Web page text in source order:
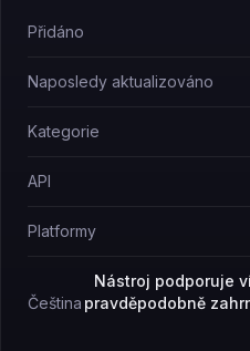
Přidáno
Naposledy aktualizováno
Kategorie
API
Platformy
Čeština
Nástroj podporuje
pravděpodobně